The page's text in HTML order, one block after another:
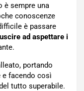
è sempre una
conoscenze
è passare
ad aspettare i
portando
e facendo così
tutto superabile.